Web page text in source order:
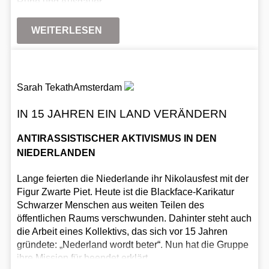
WEITERLESEN
Sarah TekathAmsterdam
IN 15 JAHREN EIN LAND VERÄNDERN
ANTIRASSISTISCHER AKTIVISMUS IN DEN
NIEDERLANDEN
Lange feierten die Niederlande ihr Nikolausfest mit der
Figur Zwarte Piet. Heute ist die Blackface-Karikatur
Schwarzer Menschen aus weiten Teilen des
öffentlichen Raums verschwunden. Dahinter steht auch
die Arbeit eines Kollektivs, das sich vor 15 Jahren
gründete: „Nederland wordt beter“. Nun hat die Gruppe
ihre Mission für beendet erklärt.